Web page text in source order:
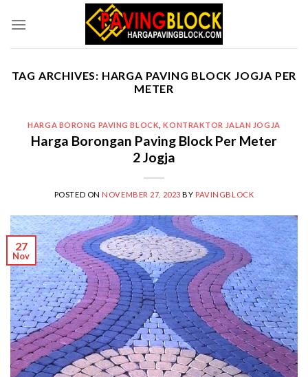
TAG ARCHIVES: HARGA PAVING BLOCK JOGJA PER
METER
HARGA BORONG PAVING BLOCK ,KONTRAKTOR JALAN JOGJA
Harga Borongan Paving Block Per Meter
2 Jogja
POSTED ON NOVEMBER 27, 2023 BY PAVINGBLOCK
27
Nov